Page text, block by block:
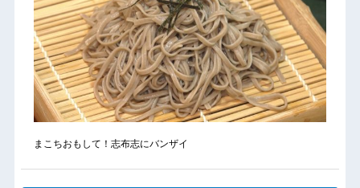
まこちおもして！志布志にバンザイ